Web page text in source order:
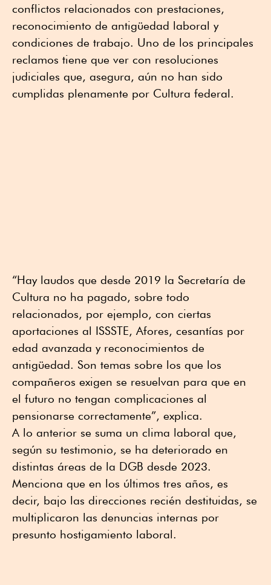
conflictos relacionados con prestaciones,
reconocimiento de antigüedad laboral y
condiciones de trabajo. Uno de los principales
reclamos tiene que ver con resoluciones
judiciales que, asegura, aún no han sido
cumplidas plenamente por Cultura federal.
“Hay laudos que desde 2019 la Secretaría de
Cultura no ha pagado, sobre todo
relacionados, por ejemplo, con ciertas
aportaciones al ISSSTE, Afores, cesantías por
edad avanzada y reconocimientos de
antigüedad. Son temas sobre los que los
compañeros exigen se resuelvan para que en
el futuro no tengan complicaciones al
pensionarse correctamente”, explica.
A lo anterior se suma un clima laboral que,
según su testimonio, se ha deteriorado en
distintas áreas de la DGB desde 2023.
Menciona que en los últimos tres años, es
decir, bajo las direcciones recién destituidas, se
multiplicaron las denuncias internas por
presunto hostigamiento laboral.